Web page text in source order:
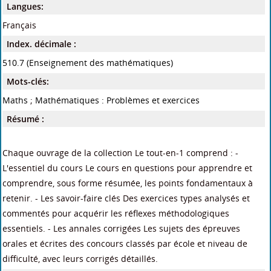
Langues:
Français
Index. décimale :
510.7 (Enseignement des mathématiques)
Mots-clés:
Maths ; Mathématiques : Problèmes et exercices
Résumé :
Chaque ouvrage de la collection Le tout-en-1 comprend : -
L'essentiel du cours Le cours en questions pour apprendre et
comprendre, sous forme résumée, les points fondamentaux à
retenir. - Les savoir-faire clés Des exercices types analysés et
commentés pour acquérir les réflexes méthodologiques
essentiels. - Les annales corrigées Les sujets des épreuves
orales et écrites des concours classés par école et niveau de
difficulté, avec leurs corrigés détaillés.